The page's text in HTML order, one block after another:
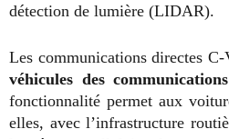
détection de lumière (LIDAR).
Les communications directes
véhicules des
fonctionnalité permet aux
elles, avec l’infrastructure